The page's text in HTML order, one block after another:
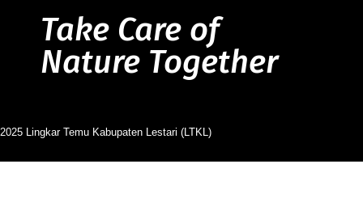
Take Care of
Nature Together
2025 Lingkar Temu Kabupaten Lestari (LTKL)